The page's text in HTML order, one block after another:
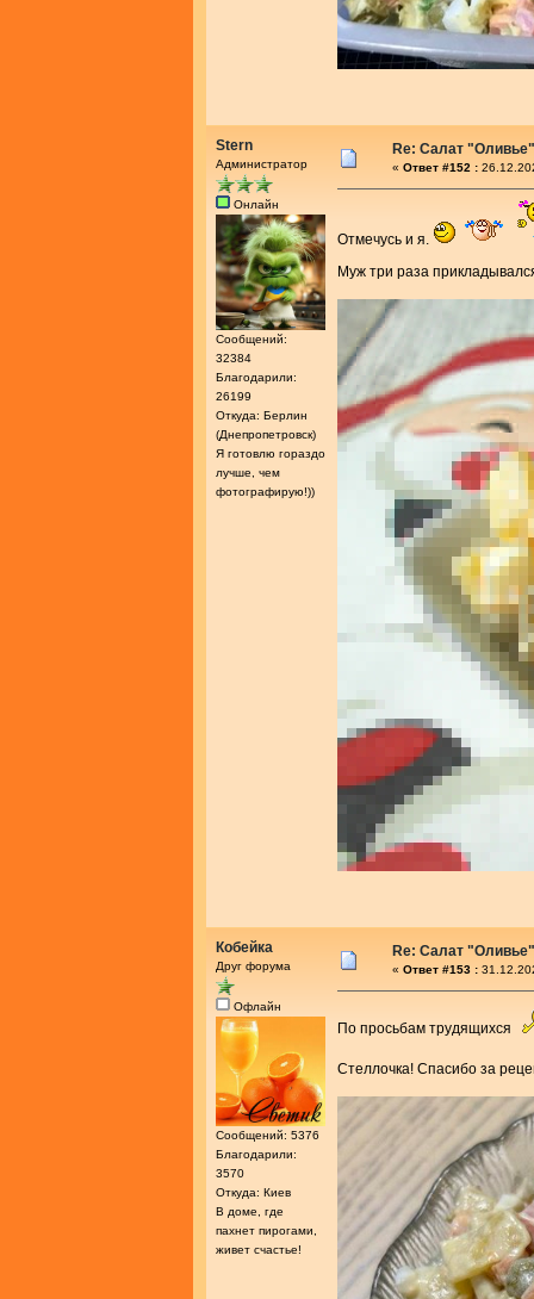
Stern
Администратор
Онлайн
Сообщений:
32384
Благодарили:
26199
Откуда: Берлин
(Днепропетровск)
Я готовлю гораздо
лучше, чем
фотографирую!))
Re: Салат "Оливье"
« Ответ #152 :
Отмечусь и я.
Муж три раза
Кобейка
Друг форума
Офлайн
Сообщений: 5376
Благодарили:
3570
Откуда: Киев
В доме, где
пахнет пирогами,
живет счастье!
Re: Салат "Оливье"
« Ответ #153 :
По просьбам трудящихся
Стеллочка! Спасибо за